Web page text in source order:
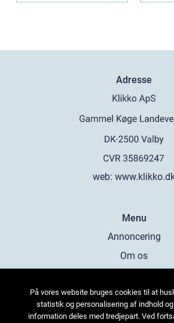
Adresse
web:
Menu
Annoncering
Om os
Kontakt os
Sitemap
På vores website bruges cookies til at
statistik og personalisering af indhold
information deles med tredjepart. Ved